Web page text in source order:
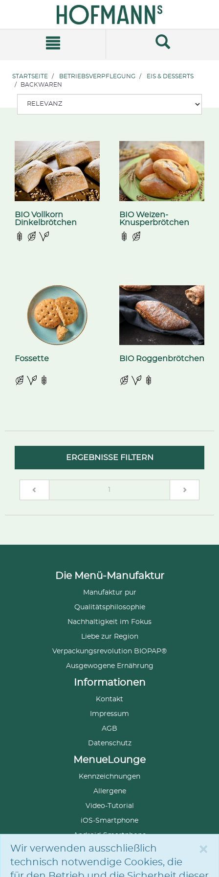
Navigationsmenü
×
Wir verwenden ausschließlich
technisch notwendige Cookies, die
STARTSEITE BETRIEBSVERPFLEGUNG
EIS & DESSERTS
BACKWAREN
BIO Vollkorn
Dinkelbrötchen
BIO Weizen-
Knusperbrötchen
Fossette BIO Roggenbrötchen
ERGEBNISSE FILTERN
Die Menü-Manufaktur
Manufaktur pur
Qualitätsphilosophie
Nachhaltigkeit im Fokus
Liebe zur Region
Verpackungsrevolution BIOPAP®
Ausgewogene Ernährung
Informationen
Kontakt
Impressum
AGB
Datenschutz
MenueLounge
Kennzeichnungen
Allergene
Video-Tutorial
iOS-Smartphone
Android-Smartphone